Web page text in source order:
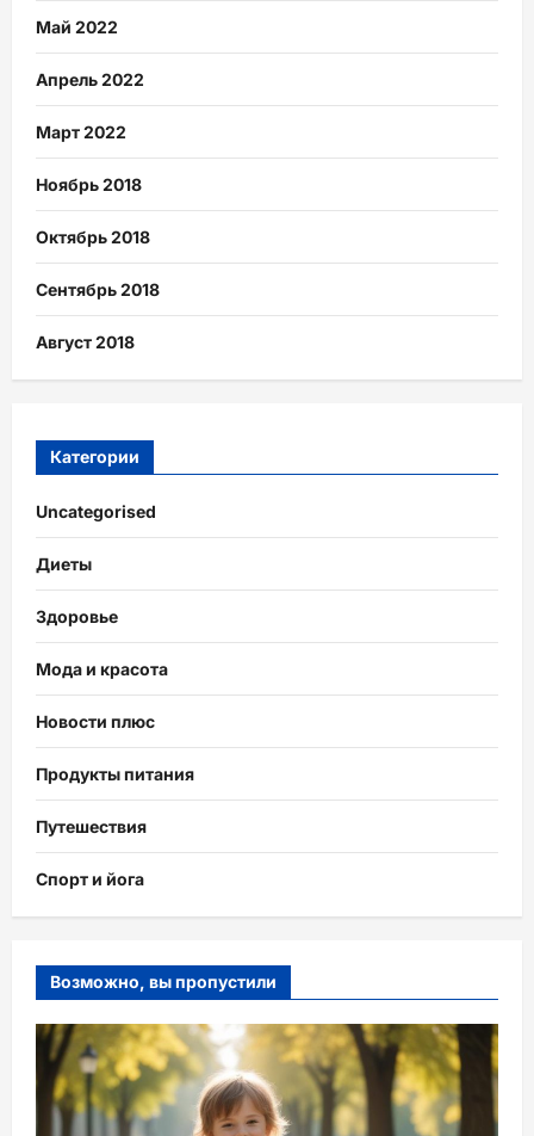
Май 2022
Апрель 2022
Март 2022
Ноябрь 2018
Октябрь 2018
Сентябрь 2018
Август 2018
Категории
Uncategorised
Диеты
Здоровье
Мода и красота
Новости плюс
Продукты питания
Путешествия
Спорт и йога
Возможно, вы пропустили